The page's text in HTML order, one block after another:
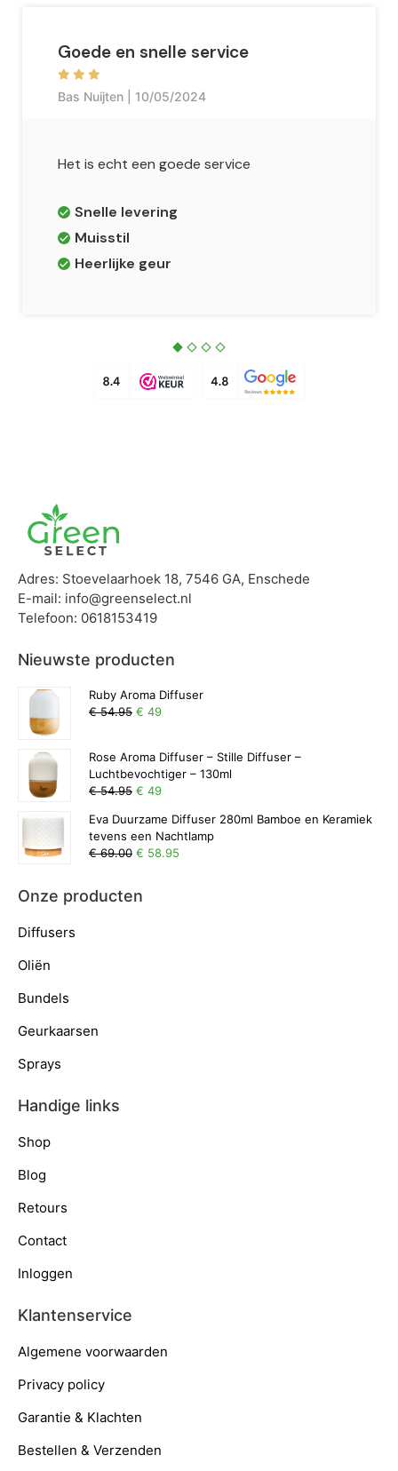
Goede en snelle service
Bas Nuijten | 10/05/2024
Het is echt een goede service
Snelle levering
Muisstil
Heerlijke geur
Adres: Stoevelaarhoek 18, 7546 GA, Enschede
E-mail: info@greenselect.nl
Telefoon: 0618153419
Nieuwste producten
Ruby Aroma Diffuser
€ 54.95 € 49
Rose Aroma Diffuser – Stille Diffuser –
Luchtbevochtiger – 130ml
€ 54.95 € 49
Eva Duurzame Diffuser 280ml Bamboe en Keramiek
tevens een Nachtlamp
€ 69.00 € 58.95
Onze producten
Diffusers
Oliën
Bundels
Geurkaarsen
Sprays
Handige links
Shop
Blog
Retours
Contact
Inloggen
Klantenservice
Algemene voorwaarden
Privacy policy
Garantie & Klachten
Bestellen & Verzenden